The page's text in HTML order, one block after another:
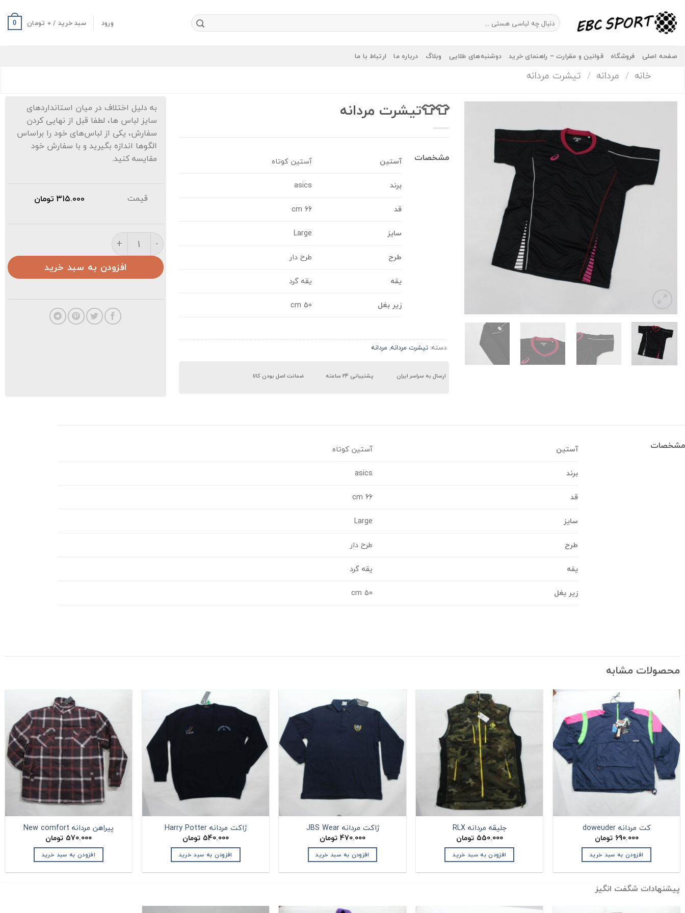
content
جستجو
برای:
ورود سبد خرید / 0 تومان 0
صفحه اصلی فروشگاه قوانین و مقرارت – راهنمای خرید دوشنبه‌های طلایی وبلاگ درباره ما ارتباط با ما
خانه / مردانه / تیشرت مردانه
👕👕تیشرت مردانه
مشخصات آستین
آستین کوتاه
برند
asics
قد
66 cm
سایز
Large
طرح
طرح دار
یقه
یقه گرد
زیر بغل
50 cm
دسته: تیشرت مردانه, مردانه
ارسال به سراسر ایران پشتیبانی ۲۴ ساعته ضمانت اصل بودن کالا
به دلیل اختلاف در میان استانداردهای
سایز لباس ها، لطفا قبل از نهایی کردن
سفارش، یکی از لباس‌های خود را براساس
الگوها اندازه بگیرید و با سفارش خود
مقایسه کنید.
قیمت 315.000 تومان
👕👕تیشرت مردانه عدد
افزودن به سبد خرید
مشخصات آستین
آستین کوتاه
برند
asics
قد
66 cm
سایز
Large
طرح
طرح دار
یقه
یقه گرد
زیر بغل
50 cm
محصولات مشابه
کت مردانه doweuder
690.000 تومان
افزودن به سبد خرید
جلیقه مردانه RLX
550.000 تومان
افزودن به سبد خرید
ژاکت مردانه JBS Wear
470.000 تومان
افزودن به سبد خرید
ژاکت مردانه Harry Potter
540.000 تومان
افزودن به سبد خرید
پیراهن مردانه New comfort
570.000 تومان
افزودن به سبد خرید
پیشنهادات شگفت انگیز